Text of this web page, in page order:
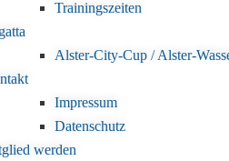
Trainingszeiten
Alster-City-Cup / Alster-
Impressum
Datenschutz
werden